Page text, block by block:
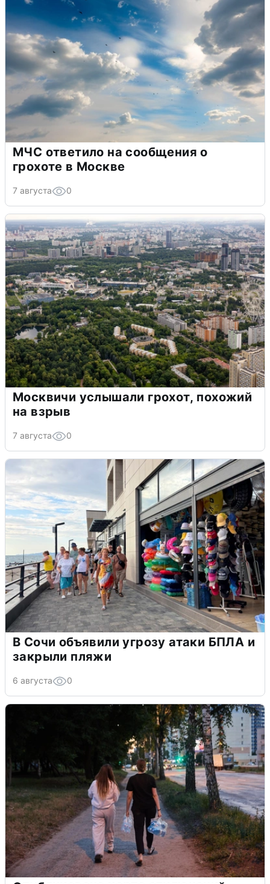
МЧС ответило на сообщения о
грохоте в Москве
7 августа 0
Москвичи услышали грохот, похожий
на взрыв
7 августа 0
В Сочи объявили угрозу атаки БПЛА и
закрыли пляжи
6 августа 0